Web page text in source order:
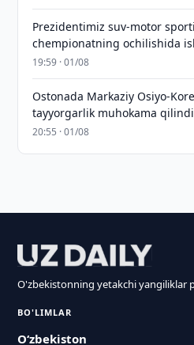
Prezidentimiz suv-motor sporti
chempionatning ochilishida
19:59 · 01/08
Ostonada Markaziy Osiyo-
tayyorgarlik muhokama qilindi
20:55 · 01/08
O'zbekistonning yetakchi yangiliklar
BO'LIMLAR
O‘zbekiston